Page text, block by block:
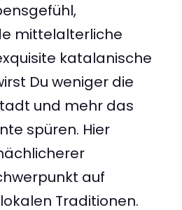
mittelalterliche
katalanische
Du weniger die
und mehr das
spüren. Hier
auf
Traditionen.